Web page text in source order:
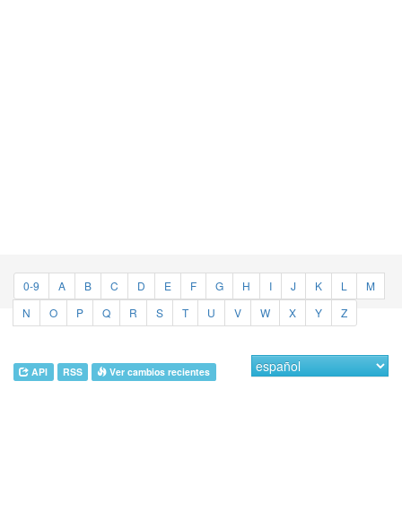
0-9 A B C D E F G H I J K L
M
N
O P Q R S T U V W X Y Z
API RSS Ver cambios recientes